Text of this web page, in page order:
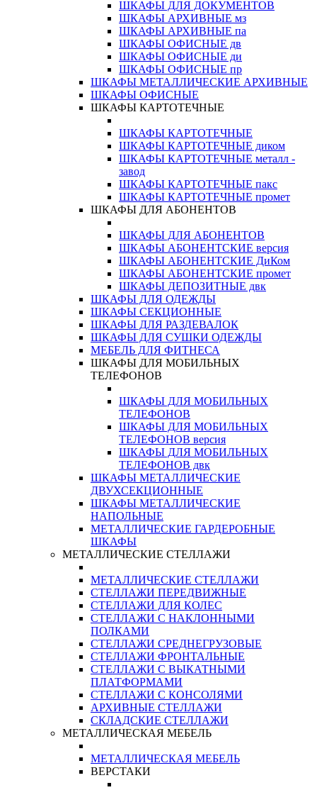
ШКАФЫ ДЛЯ ДОКУМЕНТОВ
ШКАФЫ АРХИВНЫЕ мз
ШКАФЫ АРХИВНЫЕ па
ШКАФЫ ОФИСНЫЕ дв
ШКАФЫ ОФИСНЫЕ ди
ШКАФЫ ОФИСНЫЕ пр
ШКАФЫ МЕТАЛЛИЧЕСКИЕ АРХИВНЫЕ
ШКАФЫ ОФИСНЫЕ
ШКАФЫ КАРТОТЕЧНЫЕ
ШКАФЫ КАРТОТЕЧНЫЕ
ШКАФЫ КАРТОТЕЧНЫЕ диком
ШКАФЫ КАРТОТЕЧНЫЕ металл -
завод
ШКАФЫ КАРТОТЕЧНЫЕ пакс
ШКАФЫ КАРТОТЕЧНЫЕ промет
ШКАФЫ ДЛЯ АБОНЕНТОВ
ШКАФЫ ДЛЯ АБОНЕНТОВ
ШКАФЫ АБОНЕНТСКИЕ версия
ШКАФЫ АБОНЕНТСКИЕ ДиКом
ШКАФЫ АБОНЕНТСКИЕ промет
ШКАФЫ ДЕПОЗИТНЫЕ двк
ШКАФЫ ДЛЯ ОДЕЖДЫ
ШКАФЫ СЕКЦИОННЫЕ
ШКАФЫ ДЛЯ РАЗДЕВАЛОК
ШКАФЫ ДЛЯ СУШКИ ОДЕЖДЫ
МЕБЕЛЬ ДЛЯ ФИТНЕСА
ШКАФЫ ДЛЯ МОБИЛЬНЫХ
ТЕЛЕФОНОВ
ШКАФЫ ДЛЯ МОБИЛЬНЫХ
ТЕЛЕФОНОВ
ШКАФЫ ДЛЯ МОБИЛЬНЫХ
ТЕЛЕФОНОВ версия
ШКАФЫ ДЛЯ МОБИЛЬНЫХ
ТЕЛЕФОНОВ двк
ШКАФЫ МЕТАЛЛИЧЕСКИЕ
ДВУХСЕКЦИОННЫЕ
ШКАФЫ МЕТАЛЛИЧЕСКИЕ
НАПОЛЬНЫЕ
МЕТАЛЛИЧЕСКИЕ ГАРДЕРОБНЫЕ
ШКАФЫ
МЕТАЛЛИЧЕСКИЕ СТЕЛЛАЖИ
МЕТАЛЛИЧЕСКИЕ СТЕЛЛАЖИ
СТЕЛЛАЖИ ПЕРЕДВИЖНЫЕ
СТЕЛЛАЖИ ДЛЯ КОЛЕС
СТЕЛЛАЖИ С НАКЛОННЫМИ
ПОЛКАМИ
СТЕЛЛАЖИ СРЕДНЕГРУЗОВЫЕ
СТЕЛЛАЖИ ФРОНТАЛЬНЫЕ
СТЕЛЛАЖИ С ВЫКАТНЫМИ
ПЛАТФОРМАМИ
СТЕЛЛАЖИ С КОНСОЛЯМИ
АРХИВНЫЕ СТЕЛЛАЖИ
СКЛАДСКИЕ СТЕЛЛАЖИ
МЕТАЛЛИЧЕСКАЯ МЕБЕЛЬ
МЕТАЛЛИЧЕСКАЯ МЕБЕЛЬ
ВЕРСТАКИ